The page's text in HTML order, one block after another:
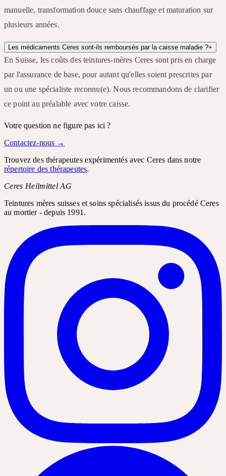
manuelle, transformation douce sans chauffage et maturation sur
plusieurs années.
Les médicaments Ceres sont-ils remboursés par la caisse maladie ?+
En Suisse, les coûts des teintures-mères Ceres sont pris en charge
par l'assurance de base, pour autant qu'elles soient prescrites par
un ou une spécialiste reconnu(e). Nous recommandons de clarifier
ce point au préalable avec votre caisse.
Votre question ne figure pas ici ?
Contactez-nous →
Trouvez des thérapeutes expérimentés avec Ceres dans notre
répertoire des thérapeutes.
Ceres Heilmittel AG
Teintures mères suisses et soins spécialisés issus du procédé Ceres
au mortier - depuis 1991.